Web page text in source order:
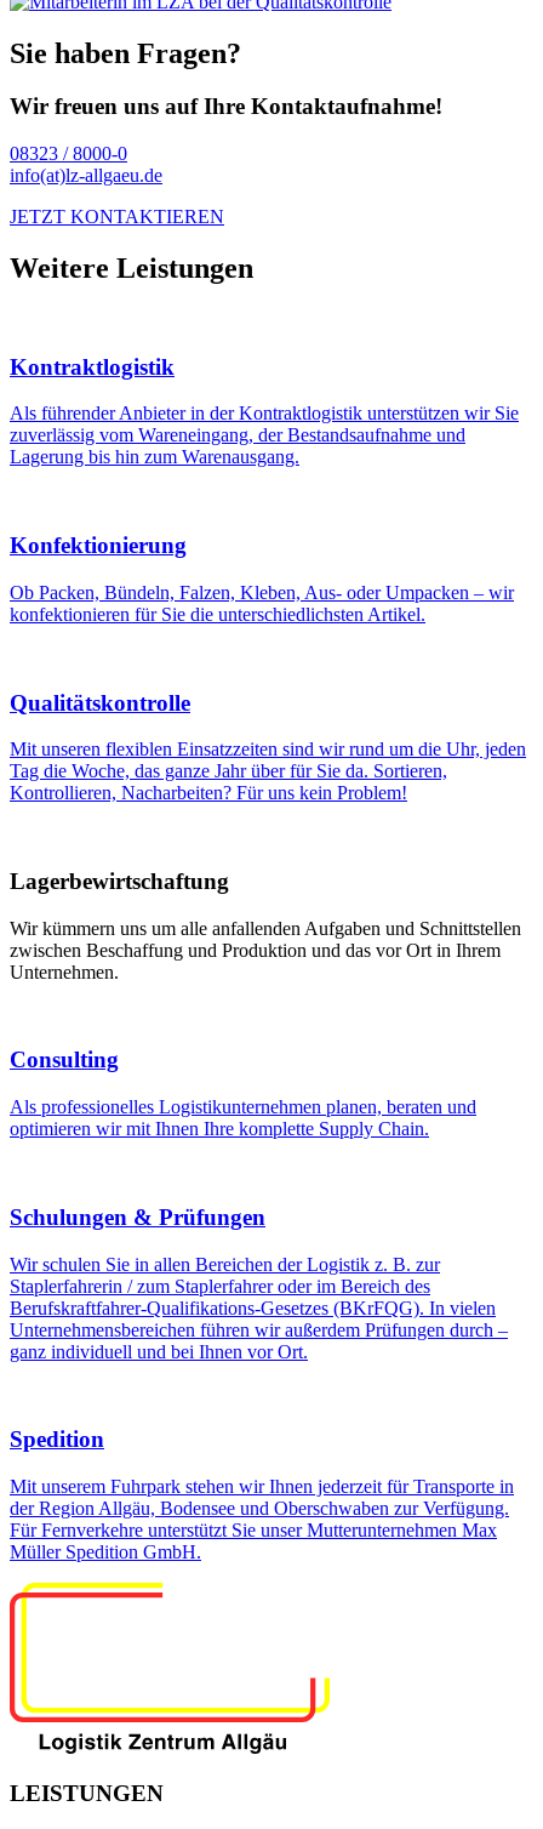
Sie haben Fragen?
Wir freuen uns auf Ihre Kontaktaufnahme!
08323 / 8000-0
info(at)lz-allgaeu.de
JETZT KONTAKTIEREN
Weitere Leistungen
Kontraktlogistik
Als führender Anbieter in der Kontraktlogistik unterstützen wir Sie
zuverlässig vom Wareneingang, der Bestandsaufnahme und
Lagerung bis hin zum Warenausgang.
Konfektionierung
Ob Packen, Bündeln, Falzen, Kleben, Aus- oder Umpacken – wir
konfektionieren für Sie die unterschiedlichsten Artikel.
Qualitätskontrolle
Mit unseren flexiblen Einsatzzeiten sind wir rund um die Uhr, jeden
Tag die Woche, das ganze Jahr über für Sie da. Sortieren,
Kontrollieren, Nacharbeiten? Für uns kein Problem!
Lagerbewirtschaftung
Wir kümmern uns um alle anfallenden Aufgaben und Schnittstellen
zwischen Beschaffung und Produktion und das vor Ort in Ihrem
Unternehmen.
Consulting
Als professionelles Logistikunternehmen planen, beraten und
optimieren wir mit Ihnen Ihre komplette Supply Chain.
Schulungen & Prüfungen
Wir schulen Sie in allen Bereichen der Logistik z. B. zur
Staplerfahrerin / zum Staplerfahrer oder im Bereich des
Berufskraftfahrer-Qualifikations-Gesetzes (BKrFQG). In vielen
Unternehmensbereichen führen wir außerdem Prüfungen durch –
ganz individuell und bei Ihnen vor Ort.
Spedition
Mit unserem Fuhrpark stehen wir Ihnen jederzeit für Transporte in
der Region Allgäu, Bodensee und Oberschwaben zur Verfügung.
Für Fernverkehre unterstützt Sie unser Mutterunternehmen Max
Müller Spedition GmbH.
LEISTUNGEN